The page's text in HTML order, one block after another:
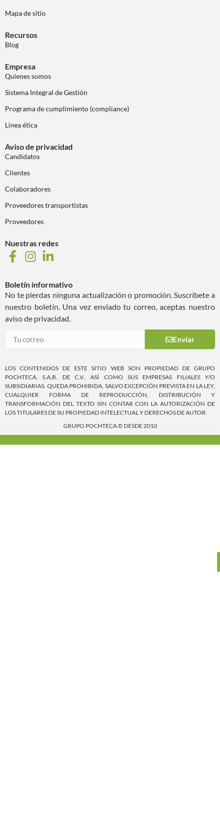
Mapa de sitio
Recursos
Blog
Empresa
Quienes somos
Sistema Integral de Gestión
Programa de cumplimiento (compliance)
Línea ética
Aviso de privacidad
Candidatos
Clientes
Colaboradores
Proveedores transportistas
Proveedores
Nuestras redes
Boletín informativo
No te pierdas ninguna actualización o promoción. Suscríbete a
nuestro boletín. Una vez enviado tu correo, aceptas nuestro
aviso de privacidad.
Enviar
LOS CONTENIDOS DE ESTE SITIO WEB SON PROPIEDAD DE GRUPO
POCHTECA, S.A.B. DE C.V., ASÍ COMO SUS EMPRESAS FILIALES Y/O
SUBSIDIARIAS. QUEDA PROHIBIDA, SALVO EXCEPCIÓN PREVISTA EN LA LEY,
CUALQUIER FORMA DE REPRODUCCIÓN, DISTRIBUCIÓN Y
TRANSFORMACIÓN DEL TEXTO SIN CONTAR CON LA AUTORIZACIÓN DE
LOS TITULARES DE SU PROPIEDAD INTELECTUAL Y DERECHOS DE AUTOR.
GRUPO POCHTECA © DESDE 2010